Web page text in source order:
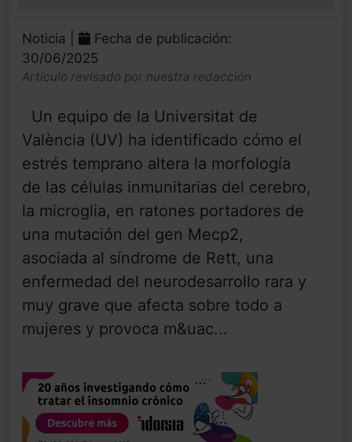
Noticia |
Fecha de publicación:
30/06/2025
Artículo revisado por nuestra redacción
Un equipo de la Universitat de
València (UV) ha identificado cómo el
estrés temprano altera la morfología
de las células inmunitarias del cerebro,
la microglia, en ratones portadores de
una mutación del gen Mecp2,
asociada al síndrome de Rett, una
enfermedad del neurodesarrollo rara y
muy grave que afecta sobre todo a
mujeres y provoca m&uac...